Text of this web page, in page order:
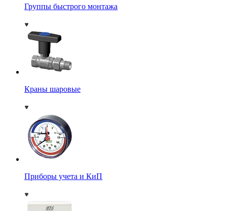
Группы быстрого монтажа
Краны шаровые
Приборы учета и КиП